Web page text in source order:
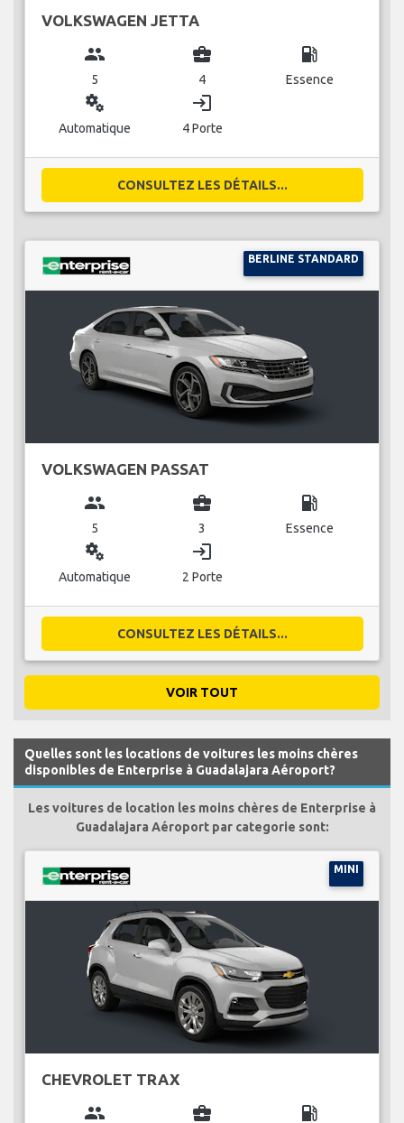
VOLKSWAGEN JETTA
group
5
business_center
4
local_gas_station
Essence
miscellaneous_services
Automatique
login
4 Porte
CONSULTEZ LES DÉTAILS...
BERLINE STANDARD
VOLKSWAGEN PASSAT
group
5
business_center
3
local_gas_station
Essence
miscellaneous_services
Automatique
login
2 Porte
CONSULTEZ LES DÉTAILS...
VOIR TOUT
Quelles sont les locations de voitures les moins chères
disponibles de Enterprise à Guadalajara Aéroport?
Les voitures de location les moins chères de Enterprise à
Guadalajara Aéroport par categorie sont:
MINI
CHEVROLET TRAX
group business_center local_gas_station